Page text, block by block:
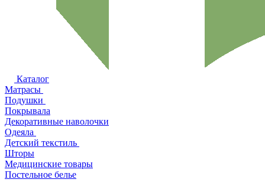
Каталог
Матрасы
Подушки
Покрывала
Декоративные наволочки
Одеяла
Детский текстиль
Шторы
Медицинские товары
Постельное белье